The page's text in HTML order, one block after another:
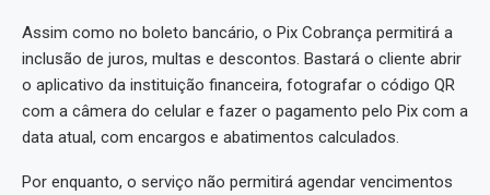
Assim como no boleto bancário, o Pix Cobrança permitirá a
inclusão de juros, multas e descontos. Bastará o cliente abrir
o aplicativo da instituição financeira, fotografar o código QR
com a câmera do celular e fazer o pagamento pelo Pix com a
data atual, com encargos e abatimentos calculados.
Por enquanto, o serviço não permitirá agendar vencimentos